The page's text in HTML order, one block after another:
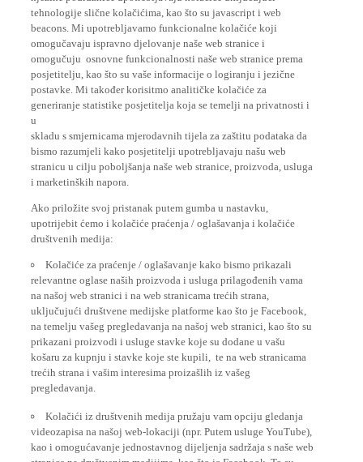
tehnologije slične kolačićima, kao što su javascript i web
beacons. Mi upotrebljavamo funkcionalne kolačiće koji
omogučavaju ispravno djelovanje naše web stranice i
omogučuju osnovne funkcionalnosti naše web stranice prema
posjetitelju, kao što su vaše informacije o logiranju i jezične
postavke. Mi također korisitmo analitičke kolačiće za
generiranje statistike posjetitelja koja se temelji na privatnosti i
skladu s smjernicama mjerodavnih tijela za zaštitu podataka da
bismo razumjeli kako posjetitelji upotrebljavaju našu web
stranicu u cilju poboljšanja naše web stranice, proizvoda, usluga
i marketinških napora.
Ako priložite svoj pristanak putem gumba u nastavku,
upotrijebit ćemo i kolačiće praćenja / oglašavanja i kolačiće
društvenih medija:
Kolačiće za praćenje / oglašavanje kako bismo prikazali
relevantne oglase naših proizvoda i usluga prilagođenih vama
na našoj web stranici i na web stranicama trećih strana,
uključujući društvene medijske platforme kao što je Facebook,
na temelju vašeg pregledavanja na našoj web stranici, kao što su
prikazani proizvodi i usluge stavke koje su dodane u vašu
košaru za kupnju i stavke koje ste kupili, te na web stranicama
trećih strana i vašim interesima proizašlih iz vašeg
pregledavanja.
Kolačići iz društvenih medija pružaju vam opciju gledanja
videozapisa na našoj web-lokaciji (npr. Putem usluge YouTube),
kao i omogućavanje jednostavnog dijeljenja sadržaja s naše web
stranice na društvenim medijima, kao što je Facebook. To su